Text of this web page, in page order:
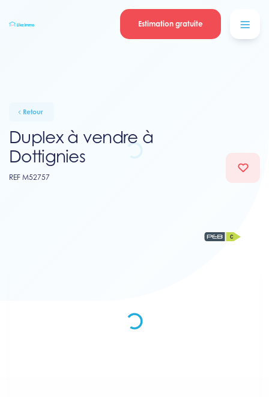
Estimation gratuite
Retour
Duplex à vendre à
Dottignies
REF M52757